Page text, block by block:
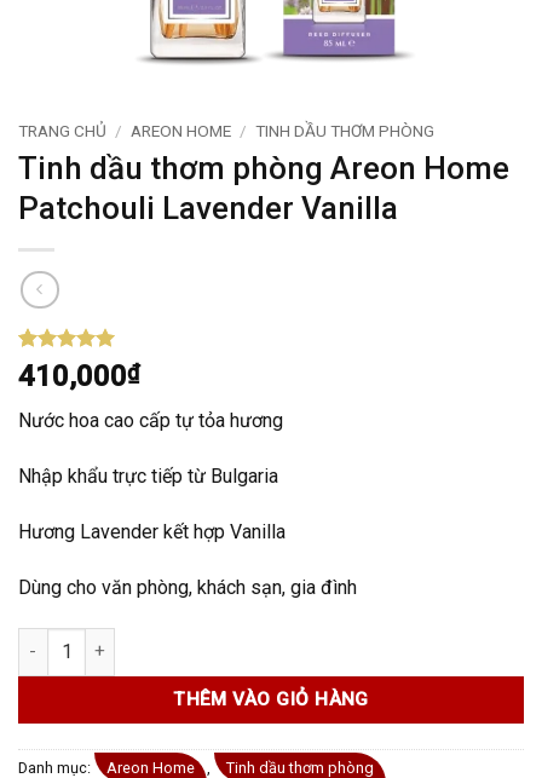
TRANG CHỦ / AREON HOME / TINH DẦU THƠM PHÒNG
Tinh dầu thơm phòng Areon Home
Patchouli Lavender Vanilla
5trên 5
dựa trên
1
410,000₫
Nước hoa cao cấp tự tỏa hương
Nhập khẩu trực tiếp từ Bulgaria
Hương Lavender kết hợp Vanilla
Dùng cho văn phòng, khách sạn, gia đình
Tinh dầu thơm phòng Areon Home Patchouli Lavender Vanilla
THÊM VÀO GIỎ HÀNG
Danh mục: Areon Home Tinh dầu thơm phòng